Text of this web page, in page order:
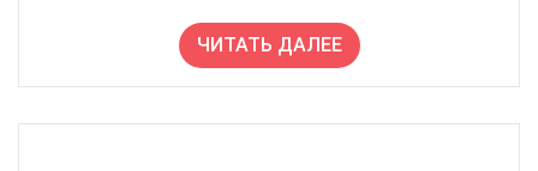
к
а
0
и
ЧИТАТЬ ДАЛЕЕ